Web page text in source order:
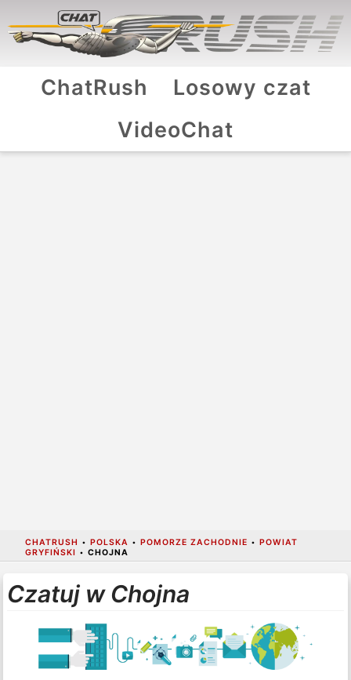
ChatRush
Losowy czat
VideoChat
CHATRUSH • POLSKA • POMORZE ZACHODNIE • POWIAT
GRYFIŃSKI • CHOJNA
Czatuj w Chojna